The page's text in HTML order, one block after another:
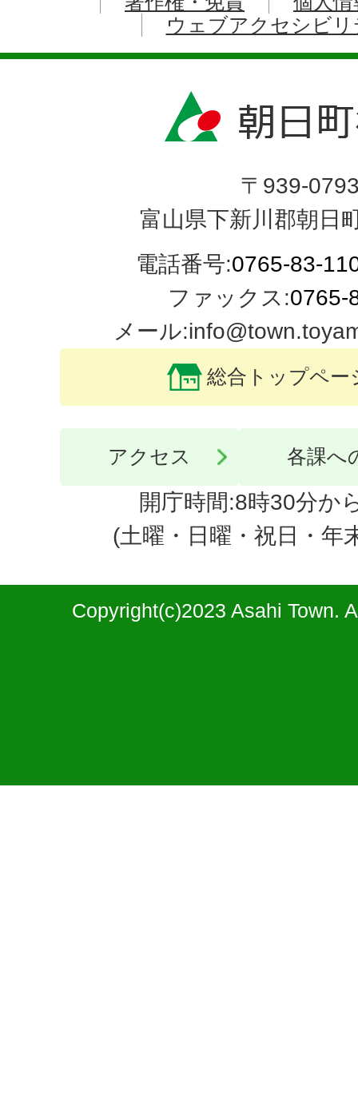
ウェブアクセシビ
〒939-
富山県下新川郡朝日
電話番号:0765-83-
ファックス:0765-
メール
総合トップペー
アクセス 各課へ
開庁時間:8時30分か
(土曜・日曜・祝日・年
Copyright(c)2023 Asahi Town.